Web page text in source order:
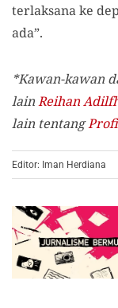
terlaksana ke
ada”.
*Kawan-kawan
lainReihan
lain tentang
Editor: Iman Herdiana